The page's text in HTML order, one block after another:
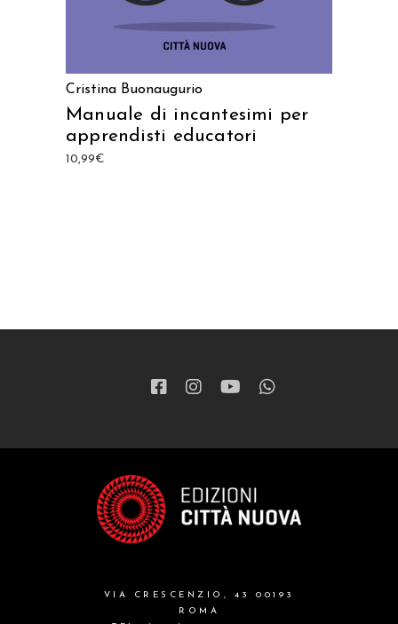
Cristina Buonaugurio
Manuale di incantesimi per
apprendisti educatori
10,99€
VIA CRESCENZIO, 43 00193
ROMA